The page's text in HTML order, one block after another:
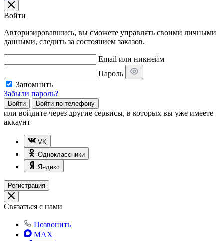
Войти
Авторизировавшись, вы сможете управлять своими личными
данными, следить за состоянием заказов.
Email или никнейм
Пароль
Запомнить
Забыли пароль?
Войти Войти по телефону
или войдите через другие сервисы, в которых вы уже имеете
аккаунт
VK
Одноклассники
Яндекс
Регистрация
Связаться с нами
Позвонить
MAX